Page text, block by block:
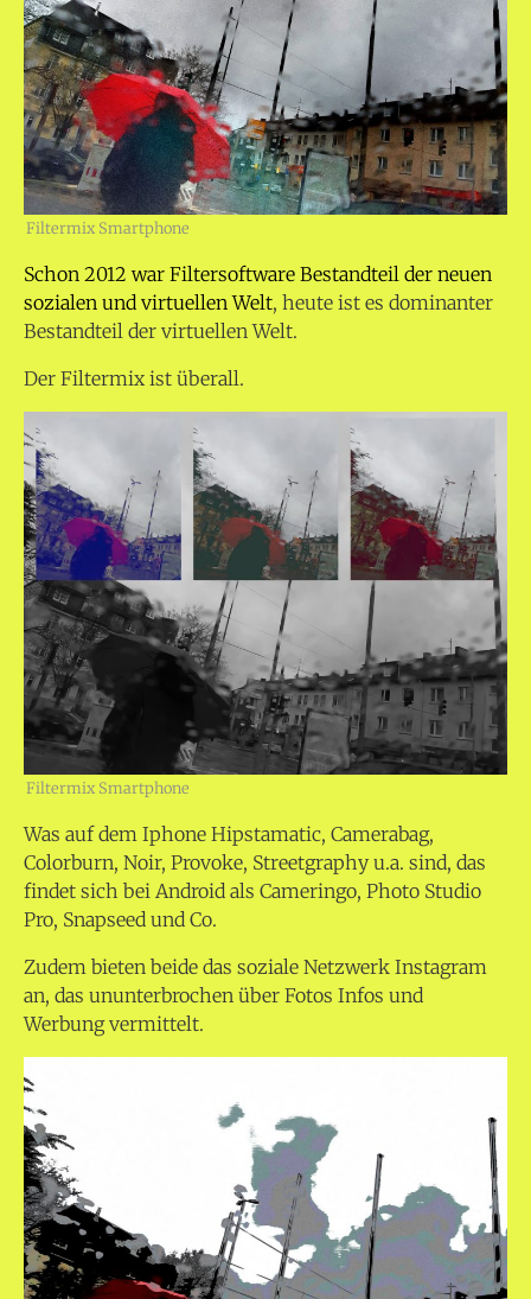
Filtermix Smartphone
Schon 2012 war Filtersoftware Bestandteil der neuen
sozialen und virtuellen Welt, heute ist es dominanter
Bestandteil der virtuellen Welt.
Der Filtermix ist überall.
Filtermix Smartphone
Was auf dem Iphone Hipstamatic, Camerabag,
Colorburn, Noir, Provoke, Streetgraphy u.a. sind, das
findet sich bei Android als Cameringo, Photo Studio
Pro, Snapseed und Co.
Zudem bieten beide das soziale Netzwerk Instagram
an, das ununterbrochen über Fotos Infos und
Werbung vermittelt.